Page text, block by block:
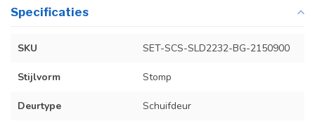
Specificaties
SKU SET-SCS-SLD2232-BG-2150900
Stijlvorm Stomp
Deurtype Schuifdeur